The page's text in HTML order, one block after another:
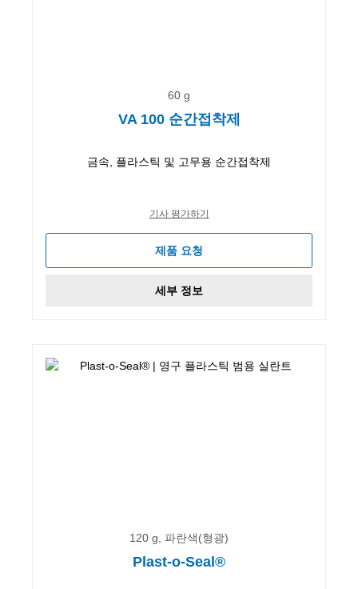
60 g
VA 100 순간접착제
금속, 플라스틱 및 고무용 순간접착제
기사 평가하기
제품 요청
세부 정보
120 g, 파란색(형광)
Plast-o-Seal®